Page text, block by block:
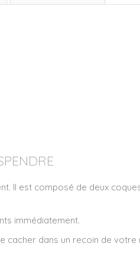
Il est composé de deux
immédiatement.
dans un recoin de votre